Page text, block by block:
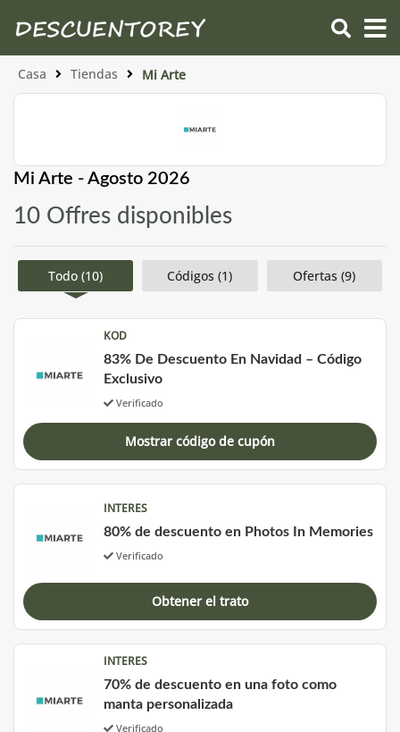
Casa Tiendas Mi Arte
Mi Arte - Agosto 2026
10 Offres disponibles
Todo (10) Códigos (1) Ofertas (9)
KOD
83% De Descuento En Navidad – Código
Exclusivo
Verificado
Mostrar código de cupón
INTERES
80% de descuento en Photos In Memories
Verificado
Obtener el trato
INTERES
70% de descuento en una foto como
manta personalizada
Verificado